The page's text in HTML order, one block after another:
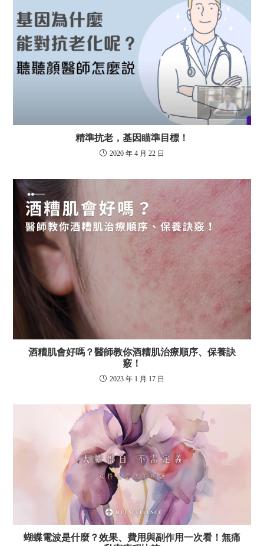
精準抗老，基因瞄準目標！
2020 年 4 月 22 日
酒糟肌會好嗎？醫師教你酒糟肌治療順序、保養訣
竅！
2023 年 1 月 17 日
蝴蝶電波是什麼？效果、費用與副作用一次看！無痛